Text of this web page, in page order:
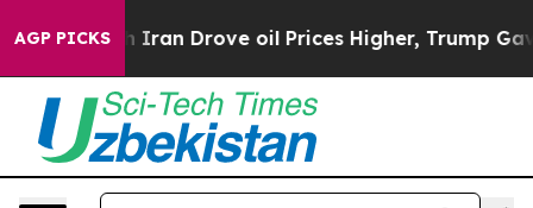
AGP PICKS
Iran Drove oil Prices Higher, Trump Gave